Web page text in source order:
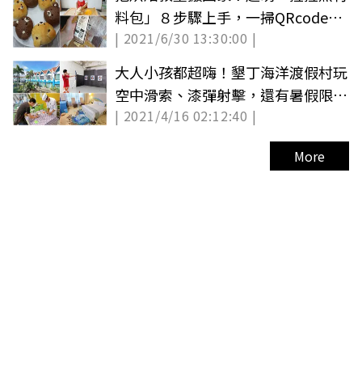
料包」８步驟上手，一掃QRcode還
有影片教學
| 2021/6/30 13:30:00 |
大人小孩都超嗨！墾丁海洋渡假村玩
空中滑索、漆彈射擊，還有暑假限定
SUP
| 2021/4/16 02:12:40 |
More